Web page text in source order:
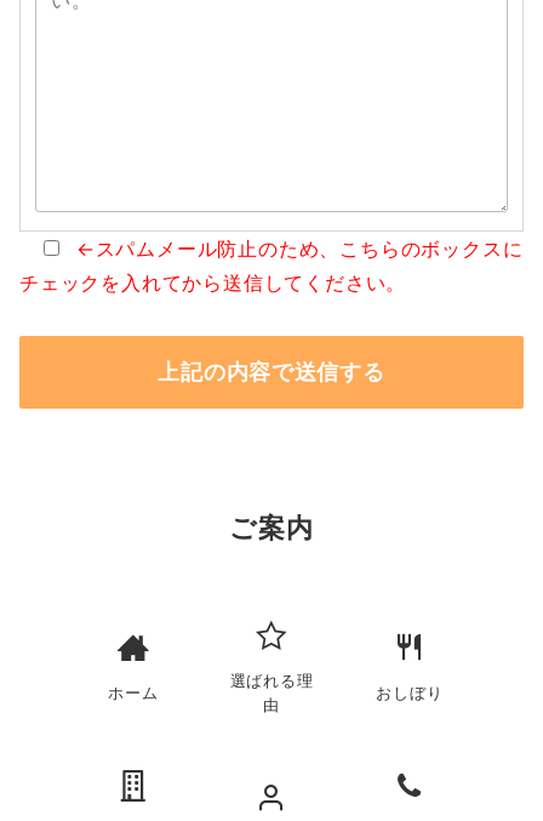
←スパムメール防止のため、こちらのボックスに
チェックを入れてから送信してください。
ご案内
ホーム
選ばれる理
由
おしぼり